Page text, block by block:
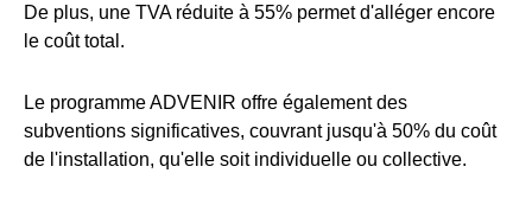
De plus, une TVA réduite à 55% permet d'alléger encore
le coût total.
Le programme ADVENIR offre également des
subventions significatives, couvrant jusqu'à 50% du coût
de l'installation, qu'elle soit individuelle ou collective.